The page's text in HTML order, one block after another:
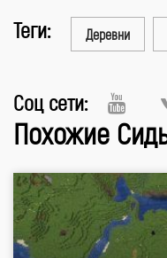
Теги: Деревни
Соц сети:
Похожие